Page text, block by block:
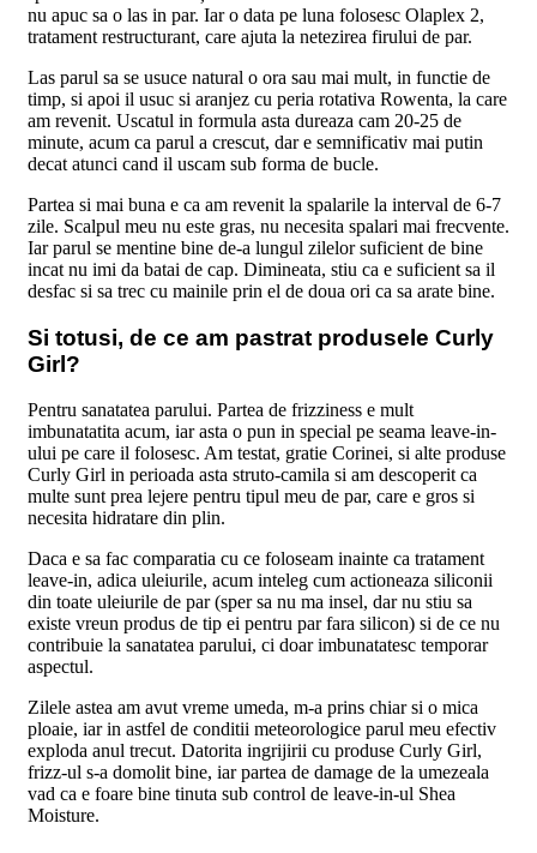
nu apuc sa o las in par. Iar o data pe luna folosesc Olaplex 2,
tratament restructurant, care ajuta la netezirea firului de par.
Las parul sa se usuce natural o ora sau mai mult, in functie de
timp, si apoi il usuc si aranjez cu peria rotativa Rowenta, la care
am revenit. Uscatul in formula asta dureaza cam 20-25 de
minute, acum ca parul a crescut, dar e semnificativ mai putin
decat atunci cand il uscam sub forma de bucle.
Partea si mai buna e ca am revenit la spalarile la interval de 6-7
zile. Scalpul meu nu este gras, nu necesita spalari mai frecvente.
Iar parul se mentine bine de-a lungul zilelor suficient de bine
incat nu imi da batai de cap. Dimineata, stiu ca e suficient sa il
desfac si sa trec cu mainile prin el de doua ori ca sa arate bine.
Si totusi, de ce am pastrat produsele Curly
Girl?
Pentru sanatatea parului. Partea de frizziness e mult
imbunatatita acum, iar asta o pun in special pe seama leave-in-
ului pe care il folosesc. Am testat, gratie Corinei, si alte produse
Curly Girl in perioada asta struto-camila si am descoperit ca
multe sunt prea lejere pentru tipul meu de par, care e gros si
necesita hidratare din plin.
Daca e sa fac comparatia cu ce foloseam inainte ca tratament
leave-in, adica uleiurile, acum inteleg cum actioneaza siliconii
din toate uleiurile de par (sper sa nu ma insel, dar nu stiu sa
existe vreun produs de tip ei pentru par fara silicon) si de ce nu
contribuie la sanatatea parului, ci doar imbunatatesc temporar
aspectul.
Zilele astea am avut vreme umeda, m-a prins chiar si o mica
ploaie, iar in astfel de conditii meteorologice parul meu efectiv
exploda anul trecut. Datorita ingrijirii cu produse Curly Girl,
frizz-ul s-a domolit bine, iar partea de damage de la umezeala
vad ca e foare bine tinuta sub control de leave-in-ul Shea
Moisture.